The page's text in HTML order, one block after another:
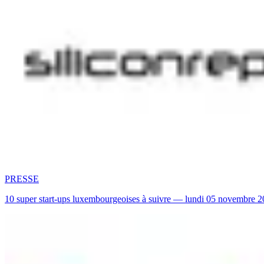
PRESSE
10 super start-ups luxembourgeoises à suivre — lundi 05 novembre